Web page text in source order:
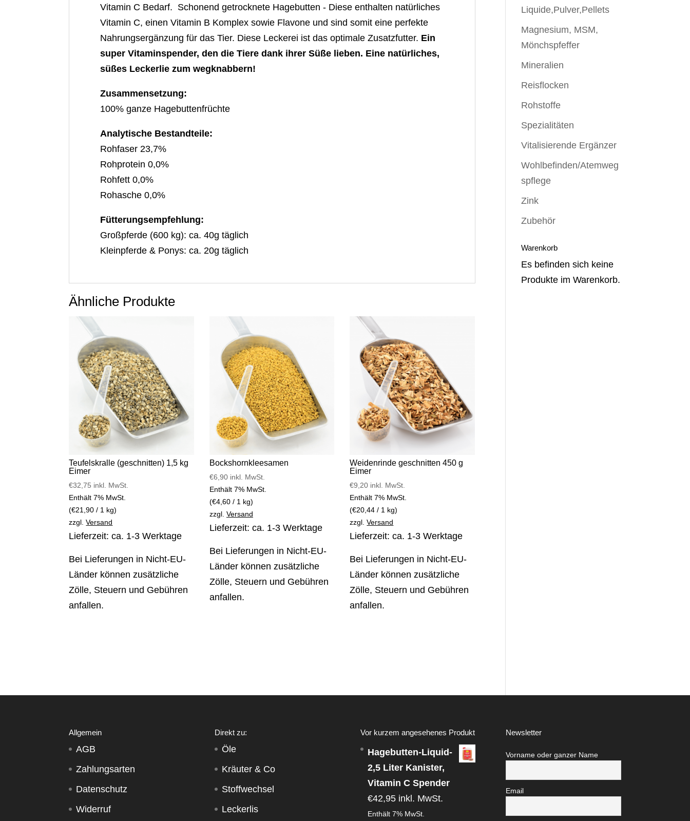
Menge
Vitamin C Bedarf. Schonend getrocknete Hagebutten - Diese enthalten natürliches
Vitamin C, einen Vitamin B Komplex sowie Flavone und sind somit eine perfekte
Nahrungsergänzung für das Tier. Diese Leckerei ist das optimale Zusatzfutter. Ein
super Vitaminspender, den die Tiere dank ihrer Süße lieben. Eine natürliches,
süßes Leckerlie zum wegknabbern!
Zusammensetzung:
100% ganze Hagebuttenfrüchte
Analytische Bestandteile:
Rohfaser 23,7%
Rohprotein 0,0%
Rohfett 0,0%
Rohasche 0,0%
Fütterungsempfehlung:
Großpferde (600 kg): ca. 40g täglich
Kleinpferde & Ponys: ca. 20g täglich
Ähnliche Produkte
Teufelskralle (geschnitten) 1,5 kg
Eimer
€32,75 inkl. MwSt.
Enthält 7% MwSt.
(€21,90 / 1 kg)
zzgl.Versand
Lieferzeit: ca. 1-3 Werktage
Bei Lieferungen in Nicht-EU-
Länder können zusätzliche
Zölle, Steuern und Gebühren
anfallen.
Bockshornkleesamen
€6,90 inkl. MwSt.
Enthält 7% MwSt.
(€4,60/ 1 kg)
zzgl. Versand
Lieferzeit: ca. 1-3 Werktage
Bei Lieferungen in Nicht-EU-
Länder können zusätzliche
Zölle, Steuern und Gebühren
anfallen.
Weidenrinde geschnitten 450 g
Eimer
€9,20 inkl. MwSt.
Enthält 7% MwSt.
(€20,44 / 1 kg)
zzgl.Versand
Lieferzeit: ca. 1-3 Werktage
Bei Lieferungen in Nicht-EU-
Länder können zusätzliche
Zölle, Steuern und Gebühren
anfallen.
Liquide,Pulver,Pellets
Magnesium, MSM,
Mönchspfeffer
Mineralien
Reisflocken
Rohstoffe
Spezialitäten
Vitalisierende Ergänzer
Wohlbefinden/Atemweg
spflege
Zink
Zubehör
Warenkorb
Es befinden sich keine
Produkte im Warenkorb.
Allgemein
AGB
Zahlungsarten
Datenschutz
Widerruf
Direkt zu:
Öle
Kräuter & Co
Stoffwechsel
Leckerlis
Vor kurzem angesehenes Produkt
Hagebutten-Liquid-
2,5 Liter Kanister,
Vitamin C Spender
€42,95 inkl. MwSt.
Enthält 7% MwSt.
Newsletter
Vorname oder ganzer Name
Email